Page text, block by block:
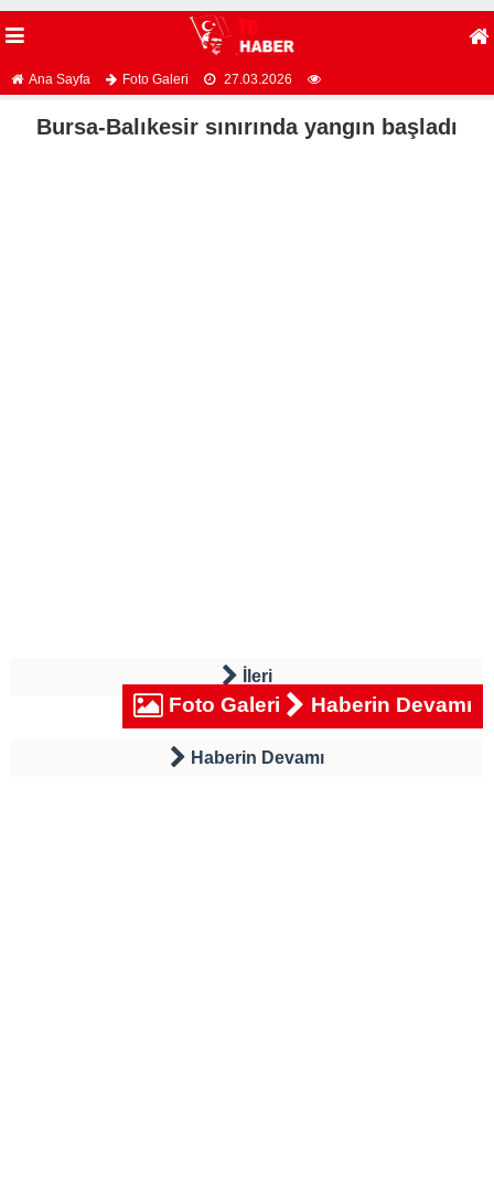
Ana Sayfa Foto Galeri 27.03.2026
Bursa-Balıkesir sınırında yangın başladı
İleri
Foto Galeri Haberin Devamı
Haberin Devamı